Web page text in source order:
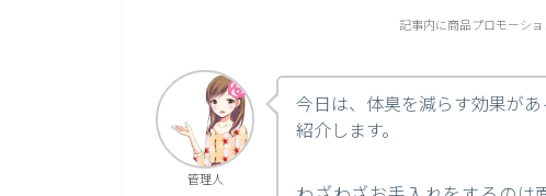
記事内に商品プロモーシ
管理人
今日は、体臭を減らす効果が
紹介します。